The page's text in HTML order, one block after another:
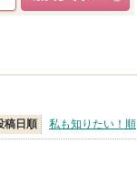
稿日順 私も知りたい！順